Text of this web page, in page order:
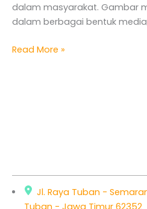
dalam masyarakat. Gambar
dalam berbagai bentuk
Read More »
Jl. Raya Tuban -
Tuban - Jawa Timur 62352